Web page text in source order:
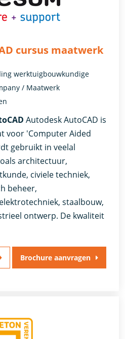
cursus maatwerk
Autodesk AutoCAD is
voor 'Computer Aided
gebruikt in veelal
architectuur,
civiele techniek,
beheer,
staalbouw,
ontwerp. De kwaliteit
werktuigbouwkundige
/ Maatwerk
Brochure aanvragen